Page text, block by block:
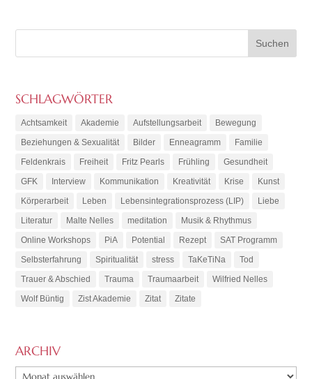
SCHLAGWÖRTER
Achtsamkeit Akademie Aufstellungsarbeit
Bewegung
Beziehungen & Sexualität
Bilder Enneagramm
Familie
Feldenkrais
Freiheit Fritz Pearls Frühling
Gesundheit
GFK
Interview Kommunikation Kreativität Krise
Kunst
Körperarbeit
Leben Lebensintegrationsprozess (LIP)
Liebe
Literatur
Malte Nelles meditation
Musik & Rhythmus
Online Workshops
PiA Potential Rezept
SAT Programm
Selbsterfahrung
Spiritualität stress TaKeTiNa
Tod
Trauer & Abschied
Trauma Traumaarbeit
Wilfried Nelles
Wolf Büntig
Zist Akademie Zitat Zitate
ARCHIV
ARCHIV